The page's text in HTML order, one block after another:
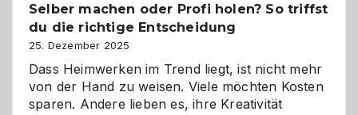
Herausforderungen
und
Zukunft
Selber machen oder Profi holen? So triffst
du die richtige Entscheidung
25. Dezember 2025
Dass Heimwerken im Trend liegt, ist nicht mehr
von der Hand zu weisen. Viele möchten Kosten
sparen. Andere lieben es, ihre Kreativität